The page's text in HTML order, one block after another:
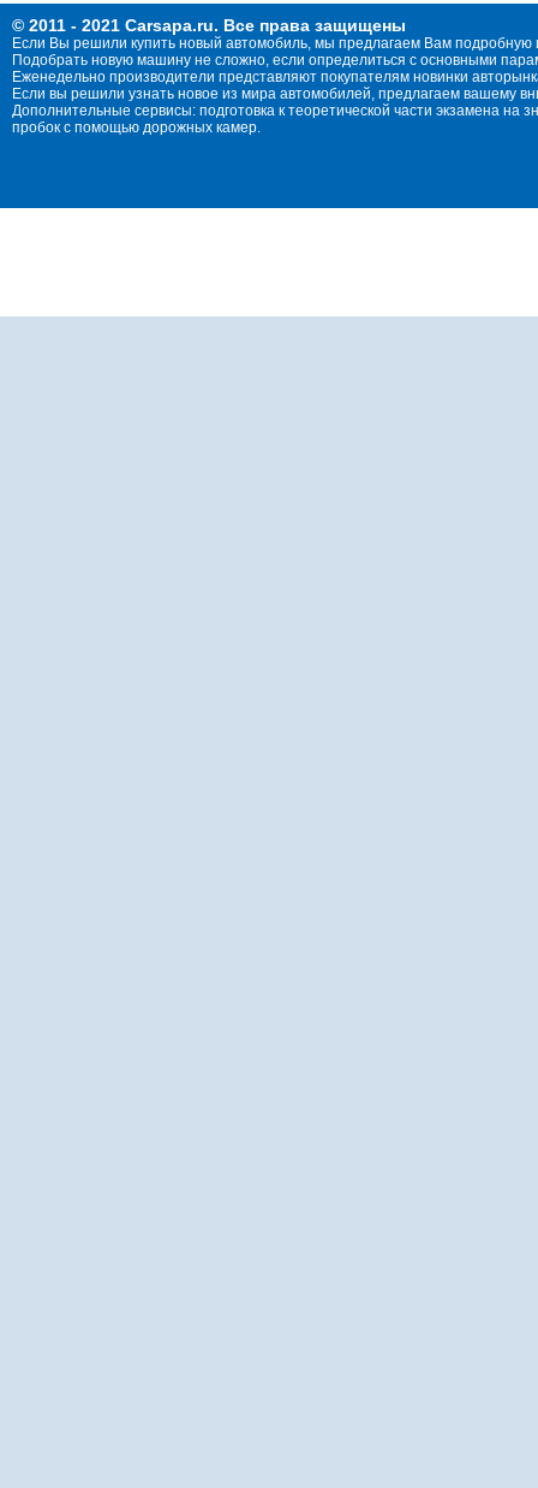
© 2011 - 2021 Carsapa.ru. Все права защищены
Если Вы решили купить новый автомобиль, мы предлагаем Вам
Подобрать новую машину не сложно, если определиться с основными
Еженедельно производители представляют покупателям новинки
Если вы решили узнать новое из мира автомобилей, предлагаем вашему
Дополнительные сервисы: подготовка к теоретической части экзамена
пробок с помощью дорожных камер.